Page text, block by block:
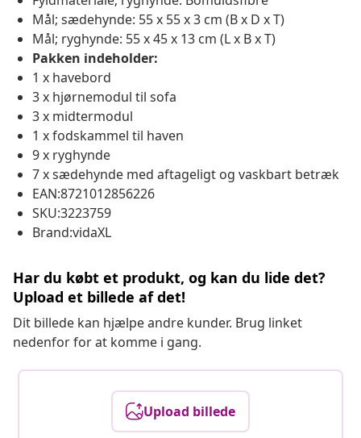
Mål; sædehynde: 55 x 55 x 3 cm (B x D x T)
Mål; ryghynde: 55 x 45 x 13 cm (L x B x T)
Pakken indeholder:
1 x havebord
3 x hjørnemodul til sofa
3 x midtermodul
1 x fodskammel til haven
9 x ryghynde
7 x sædehynde med aftageligt og vaskbart betræk
EAN:8721012856226
SKU:3223759
Brand:vidaXL
Har du købt et produkt, og kan du lide det?
Upload et billede af det!
Dit billede kan hjælpe andre kunder. Brug linket
nedenfor for at komme i gang.
Upload billede